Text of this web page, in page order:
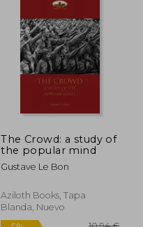
The Crowd: a study of
the popular mind
Gustave Le Bon
Aziloth Books, Tapa
Blanda, Nuevo